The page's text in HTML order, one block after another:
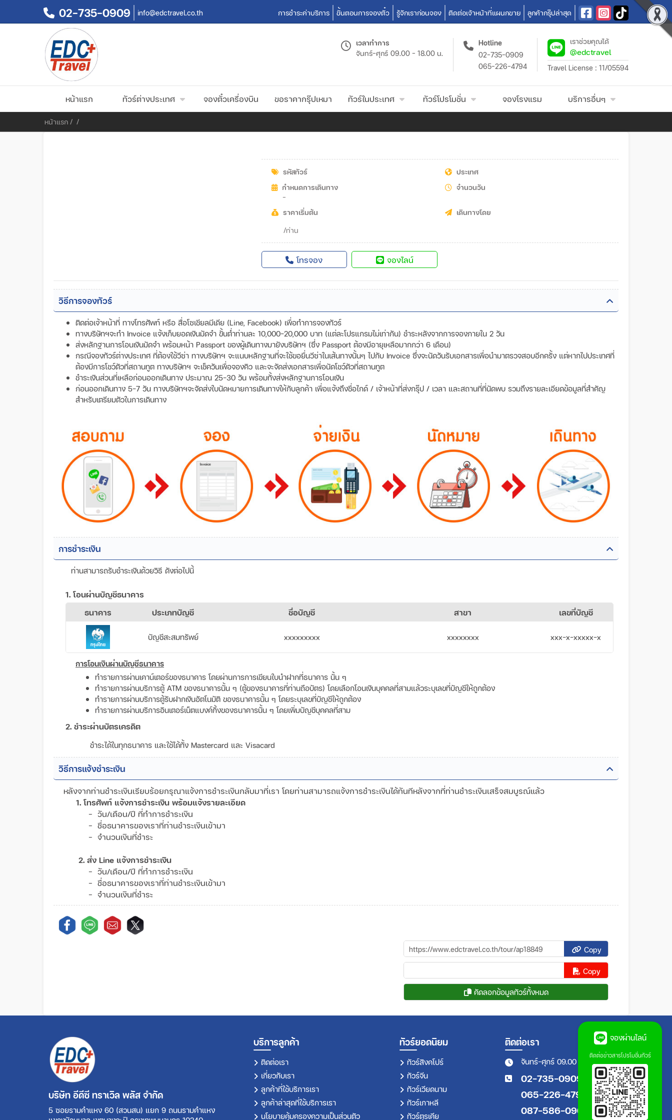
02-735-0909 info@edctravel.co.th การชำระค่าบริการ ขั้นตอนการจองตั๋ว รู้จักเราก่อนจอง ติดต่อเจ้าหน้าที่แผนกขาย ลูกค้ากรุ๊ปล่าสุด
เวลาทำการ
จันทร์-ศุกร์ 09.00 - 18.00 น.
Hotline
02-735-0909
065-226-4794
เราช่วยคุณได้
@edctravel
Travel License : 11/05594
หน้าแรก ทัวร์ต่างประเทศ จองตั๋วเครื่องบิน ขอราคากรุ๊ปเหมา ทัวร์ในประเทศ ทัวร์โปรโมชั่น จองโรงแรม บริการอื่นๆ
หน้าแรก / /
รหัสทัวร์
ประเทศ
กำหนดการเดินทาง
-
จำนวนวัน
ราคาเริ่มต้น
/ท่าน
เดินทางโดย
โทรจอง จองไลน์
วิธีการจองทัวร์
ติดต่อเจ้าหน้าที่ ทางโทรศัพท์ หรือ สื่อโซเชียลมีเดีย (Line, Facebook) เพื่อทำการจองทัวร์
ทางบริษัทฯจะทำ Invoice แจ้งเก็บยอดเงินมัดจำ ขั้นต่ำท่านละ 10,000-20,000 บาท (แต่ละโปรแกรมไม่เท่ากัน) ชำระหลังจากการจองภายใน 2 วัน
ส่งหลักฐานการโอนเงินมัดจำ พร้อมหน้า Passport ของผู้เดินทางมายังบริษัทฯ (ซึ่ง Passport ต้องมีอายุเหลือมากกว่า 6 เดือน)
กรณีจองทัวร์ต่างประเทศ ที่ต้องใช้วีซ่า ทางบริษัทฯ จะแนบหลักฐานที่จะใช้ขอยื่นวีซ่าในเส้นทางนั้นๆ ไปกับ Invoice ซึ่งจะนัดวันรับเอกสารเพื่อนำมาตรวจสอบอีกครั้ง แต่หากไปประเทศที่
ต้องมีการโชว์ตัวที่สถานทูต ทางบริษัทฯ จะเช็ควันเพื่อจองคิว และจะจัดส่งเอกสารเพื่อนัดโชว์ตัวที่สถานทูต
ชำระเงินส่วนที่เหลือก่อนออกเดินทาง ประมาณ 25-30 วัน พร้อมทั้งส่งหลักฐานการโอนเงิน
ก่อนออกเดินทาง 5-7 วัน ทางบริษัทฯจะจัดส่งใบนัดหมายการเดินทางให้กับลูกค้า เพื่อแจ้งถึงชื่อไกด์ / เจ้าหน้าที่ส่งกรุ๊ป / เวลา และสถานที่ที่นัดพบ รวมถึงรายละเอียดข้อมูลที่สำคัญ
สำหรับเตรียมตัวในการเดินทาง
การชำระเงิน
ท่านสามารถรับชำระเงินด้วยวิธี ดังต่อไปนี้
1. โอนผ่านบัญชีธนาคาร
ธนาคาร
ประเภทบัญชี ชื่อบัญชี สาขา เลขที่บัญชี
บัญชีสะสมทรัพย์ xxxxxxxxx xxxxxxxx xxx-x-xxxxx-x
การโอนเงินผ่านบัญชีธนาคาร
ทำรายการผ่านเคาน์เตอร์ของธนาคาร โดยผ่านการการเขียนใบนำฝากที่ธนาคาร นั้น ๆ
ทำรายการผ่านบริการตู้ ATM ของธนาคารนั้น ๆ (ตู้ของธนาคารที่ท่านถือบัตร) โดยเลือกโอนเงินบุคคลที่สามแล้วระบุเลขที่บัญชีให้ถูกต้อง
ทำรายการผ่านบริการตู้รับฝากเงินอัตโนมัติ ของธนาคารนั้น ๆ โดยระบุเลขที่บัญชีให้ถูกต้อง
ทำรายการผ่านบริการอินเตอร์เน็ตแบงค์กิ้งของธนาคารนั้น ๆ โดยเพิ่มบัญชีบุคคลที่สาม
2. ชำระผ่านบัตรเครดิต
ชำระได้ในทุกธนาคาร และใช้ได้ทั้ง Mastercard และ Visacard
วิธีการแจ้งชำระเงิน
หลังจากท่านชำระเงินเรียบร้อยกรุณาแจ้งการชำระเงินกลับมาที่เรา โดยท่านสามารถแจ้งการชำระเงินได้ทันทีหลังจากที่ท่านชำระเงินเสร็จสมบูรณ์แล้ว
1. โทรศัพท์ แจ้งการชำระเงิน พร้อมแจ้งรายละเอียด
- วัน/เดือน/ปี ที่ทำการชำระเงิน
- ชื่อธนาคารของเราที่ท่านชำระเงินเข้ามา
- จำนวนเงินที่ชำระ
2. ส่ง Line แจ้งการชำระเงิน
- วัน/เดือน/ปี ที่ทำการชำระเงิน
- ชื่อธนาคารของเราที่ท่านชำระเงินเข้ามา
- จำนวนเงินที่ชำระ
Copy
Copy
คัดลอกข้อมูลทัวร์ทั้งหมด
บริษัท อีดีซี ทราเวิล พลัส จำกัด
5 ซอยรามคำแหง 60 (สวนสน) แยก 9 ถนนรามคำแหง
บริการลูกค้า
ติดต่อเรา
เกี่ยวกับเรา
ลูกค้าที่ใช้บริการเรา
ลูกค้าล่าสุดที่ใช้บริการเรา
นโยบายคุ้มครองความเป็นส่วนตัว
ทัวร์ยอดนิยม
ทัวร์สิงคโปร์
ทัวร์จีน
ทัวร์เวียดนาม
ทัวร์เกาหลี
ทัวร์ตุรเคีย
ติดต่อเรา
จันทร์-ศุกร์ 09.00 - 18.00 น.
02-735-0909
065-226-4794
087-586-0909
จองผ่านไลน์
ติดต่อข่าวสารโปรโมชั่นทัวร์